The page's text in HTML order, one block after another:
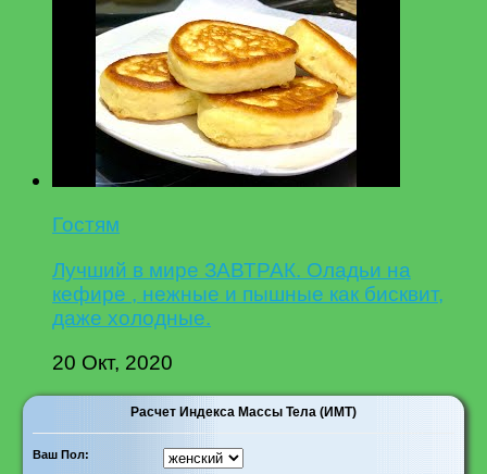
Гостям
Лучший в мире ЗАВТРАК. Оладьи на
кефире , нежные и пышные как бисквит,
даже холодные.
20 Окт, 2020
Расчет Индекса Массы Тела (ИМТ)
Ваш Пол: